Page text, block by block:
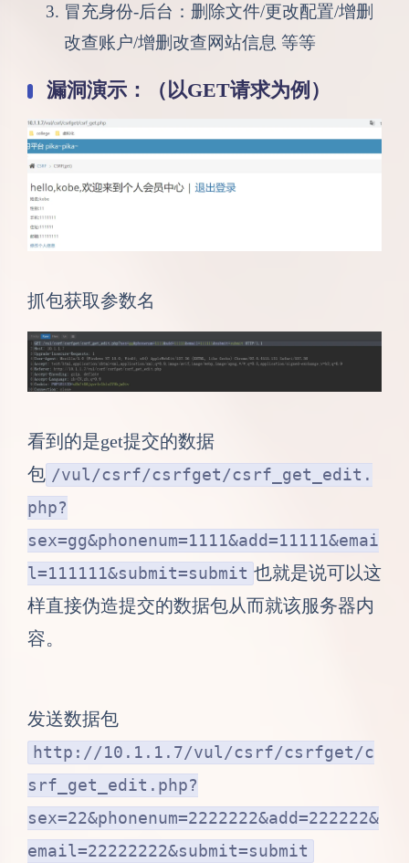
冒充身份-后台：删除文件/更改配置/增删
改查账户/增删改查网站信息 等等
漏洞演示：（以GET请求为例）
抓包获取参数名
看到的是get提交的数据
包 /vul/csrf/csrfget/csrf_get_edit.
php?
sex=gg&phonenum=1111&add=11111&emai
l=111111&submit=submit 也就是说可以这
样直接伪造提交的数据包从而就该服务器内
容。
发送数据包
http://10.1.1.7/vul/csrf/csrfget/c
srf_get_edit.php?
sex=22&phonenum=2222222&add=222222&
email=22222222&submit=submit